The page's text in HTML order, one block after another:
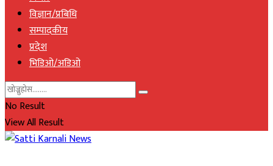
विज्ञान/प्रबिधि
सम्पादकीय
प्रदेश
भिडिओ/अडिओ
No Result
View All Result